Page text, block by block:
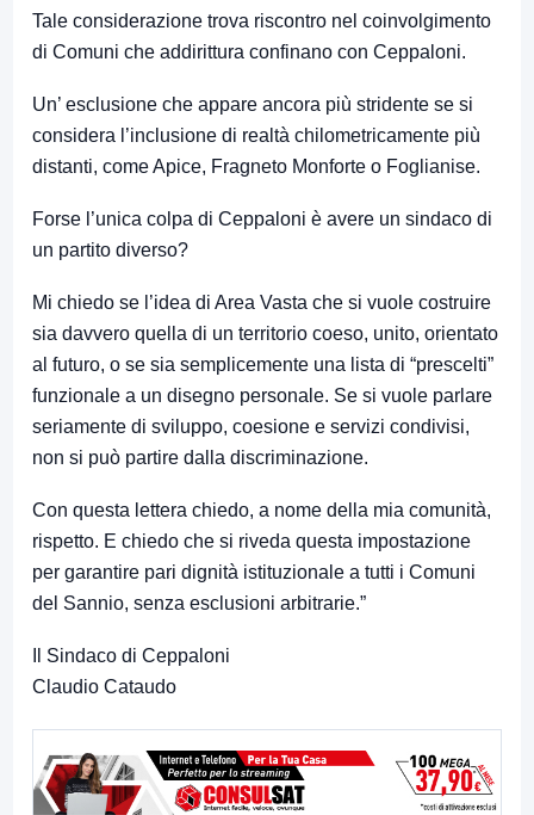
Tale considerazione trova riscontro nel coinvolgimento
di Comuni che addirittura confinano con Ceppaloni.
Un’ esclusione che appare ancora più stridente se si
considera l’inclusione di realtà chilometricamente più
distanti, come Apice, Fragneto Monforte o Foglianise.
Forse l’unica colpa di Ceppaloni è avere un sindaco di
un partito diverso?
Mi chiedo se l’idea di Area Vasta che si vuole costruire
sia davvero quella di un territorio coeso, unito, orientato
al futuro, o se sia semplicemente una lista di “prescelti”
funzionale a un disegno personale. Se si vuole parlare
seriamente di sviluppo, coesione e servizi condivisi,
non si può partire dalla discriminazione.
Con questa lettera chiedo, a nome della mia comunità,
rispetto. E chiedo che si riveda questa impostazione
per garantire pari dignità istituzionale a tutti i Comuni
del Sannio, senza esclusioni arbitrarie.”
Il Sindaco di Ceppaloni
Claudio Cataudo